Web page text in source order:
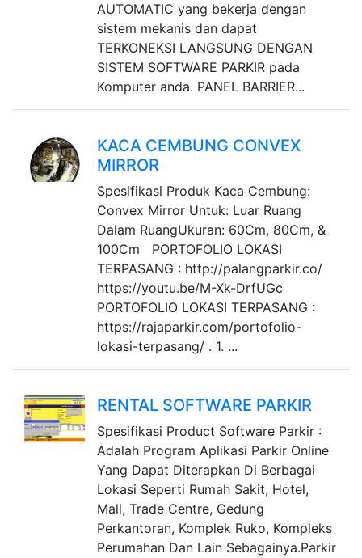
AUTOMATIC yang bekerja dengan
sistem mekanis dan dapat
TERKONEKSI LANGSUNG DENGAN
SISTEM SOFTWARE PARKIR pada
Komputer anda. PANEL BARRIER...
KACA CEMBUNG CONVEX
MIRROR
Spesifikasi Produk Kaca Cembung:
Convex Mirror Untuk: Luar Ruang
Dalam RuangUkuran: 60Cm, 80Cm, &
100Cm PORTOFOLIO LOKASI
TERPASANG : http://palangparkir.co/
https://youtu.be/M-Xk-DrfUGc
PORTOFOLIO LOKASI TERPASANG :
https://rajaparkir.com/portofolio-
lokasi-terpasang/ . 1. ...
RENTAL SOFTWARE PARKIR
Spesifikasi Product Software Parkir :
Adalah Program Aplikasi Parkir Online
Yang Dapat Diterapkan Di Berbagai
Lokasi Seperti Rumah Sakit, Hotel,
Mall, Trade Centre, Gedung
Perkantoran, Komplek Ruko, Kompleks
Perumahan Dan Lain Sebagainya.Parkir